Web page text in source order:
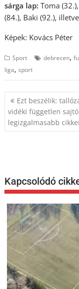
sárga lap: Toma
(84.), Baki (92.),
Képek: Kovács Péter
Sport debrecen,
liga,sport
Bejegyzés
navigáció
Ezt beszélik:
vidéki független sajtó
legizgalmasabb
Kapcsolódó